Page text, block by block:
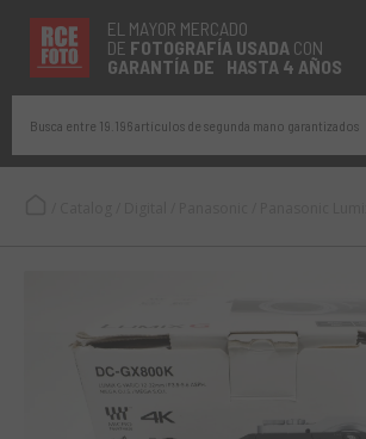
EL MAYOR MERCADO
DE FOTOGRAFÍA USADA CON
GARANTÍA DE HASTA 4 AÑOS
Busca entre 19.196 artículos de segunda mano garantizados